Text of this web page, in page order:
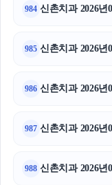
984 신촌치과 2026년
985 신촌치과 2026년
986 신촌치과 2026년
987 신촌치과 2026년
988 신촌치과 2026년